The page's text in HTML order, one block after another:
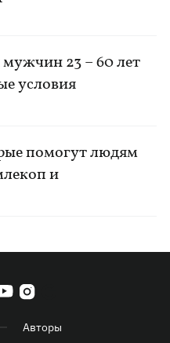
23 – 60 лет
условия
помогут людям
и
Авторы